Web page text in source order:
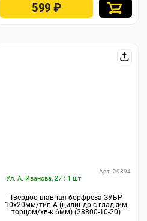
599₽
Ул. А. Иванова, 27 : 1 шт
Арт. 29394
Твердосплавная борфреза ЗУБР
10х20мм/тип А (цилиндр с гладким
торцом/хв-к 6мм) (28800-10-20)